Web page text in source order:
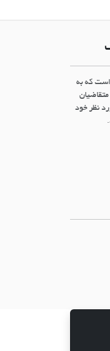
است که به
نظر خود
در آپارات